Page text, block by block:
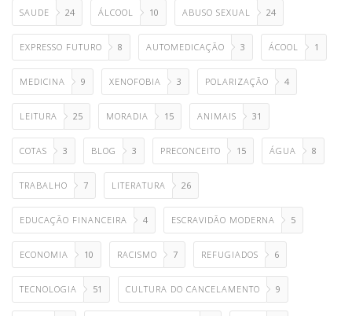
SAUDE 24 ÁLCOOL 10 ABUSO SEXUAL 24
EXPRESSO FUTURO 8 AUTOMEDICAÇÃO 3 ÁCOOL 1
MEDICINA 9 XENOFOBIA 3 POLARIZAÇÃO 4
LEITURA 25 MORADIA 15 ANIMAIS 31
COTAS 3 BLOG 3 PRECONCEITO 15 ÁGUA 8
TRABALHO 7 LITERATURA 26
EDUCAÇÃO FINANCEIRA 4 ESCRAVIDÃO MODERNA 5
ECONOMIA 10 RACISMO 7 REFUGIADOS 6
TECNOLOGIA 51 CULTURA DO CANCELAMENTO 9